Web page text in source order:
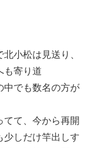
小松は見送り、
も寄り道
中でも数名の方が
てて、今から再開
少しだけ竿出しす